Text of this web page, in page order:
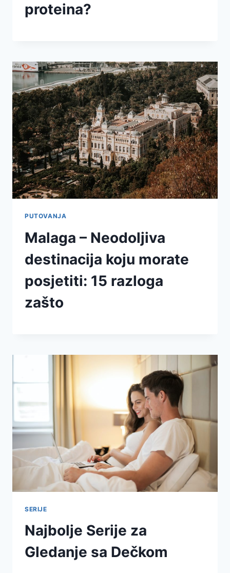
proteina?
PUTOVANJA
Malaga – Neodoljiva
destinacija koju morate
posjetiti: 15 razloga
zašto
SERIJE
Najbolje Serije za
Gledanje sa Dečkom